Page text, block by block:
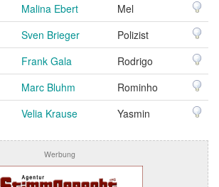
Malina Ebert
Mel
Sven Brieger
Polizist
Frank Gala
Rodrigo
Marc Bluhm
Rominho
Velia Krause Yasmin
Werbung